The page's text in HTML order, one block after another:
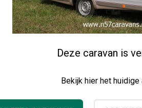
Deze caravan is
Bekijk hier het huidige